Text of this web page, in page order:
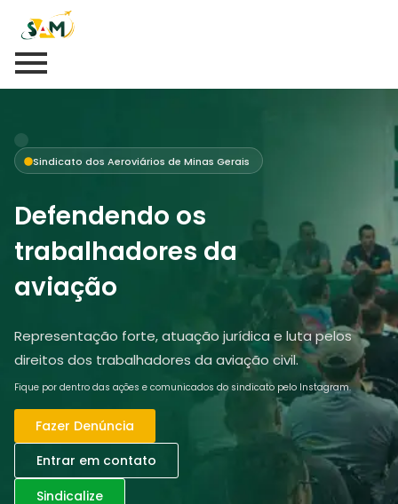
Sindicato dos Aeroviários de Minas Gerais
Defendendo os
trabalhadores da
aviação
Representação forte, atuação jurídica e luta pelos
direitos dos trabalhadores da aviação civil.
Fique por dentro das ações e comunicados do sindicato pelo Instagram.
Fazer Denúncia
Entrar em contato
Sindicalize